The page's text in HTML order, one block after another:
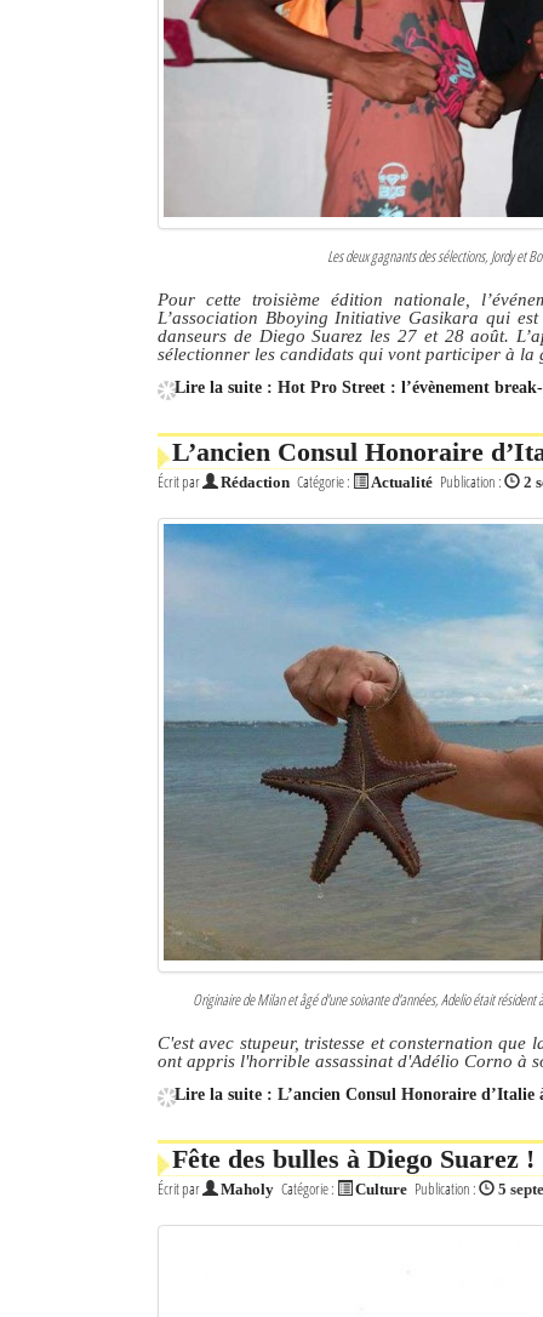
Mot de passe oublié ?
Les deux gagnants des sélections, Jordy et
Pour cette troisième édition nationale,
L’association Bboying Initiative Gasikara qui
danseurs de Diego Suarez les 27 et 28 août.
sélectionner les candidats qui vont participer à la
Lire la suite : Hot Pro Street : l’évènement break-
L’ancien Consul Honoraire
Écrit par Rédaction Catégorie : Actualité Publication : 2
Originaire de Milan et âgé d'une soixante d'années, Adelio était
C'est avec stupeur, tristesse et consternation que
ont appris l'horrible assassinat d'Adélio Corno à
Lire la suite : L’ancien Consul Honoraire d’Italie
Fête des bulles à Diego Suarez !
Écrit par Maholy Catégorie : Culture Publication : 5